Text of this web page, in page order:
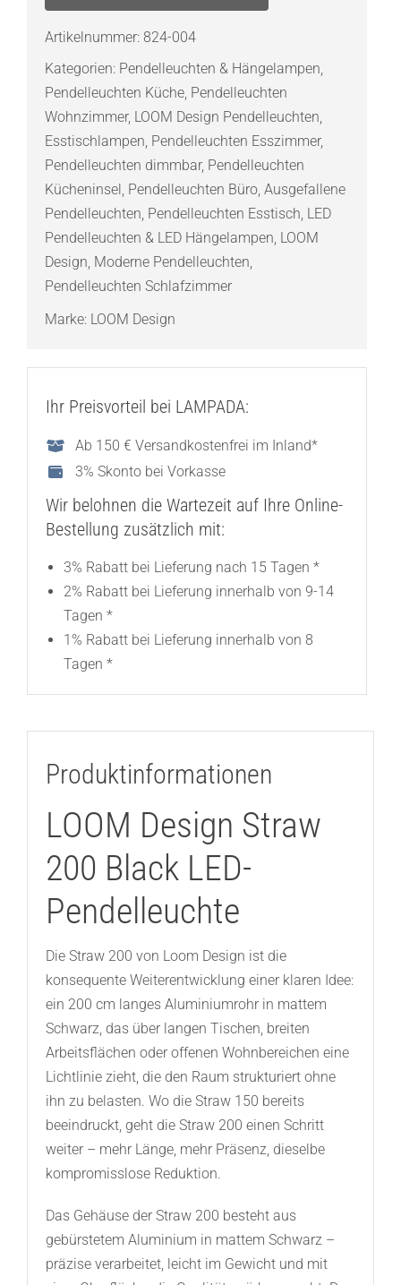
LED-
Pendelleuchte
Menge
Artikelnummer: 824-004
Kategorien: Pendelleuchten & Hängelampen,
Pendelleuchten Küche, Pendelleuchten
Wohnzimmer, LOOM Design Pendelleuchten,
Esstischlampen, Pendelleuchten Esszimmer,
Pendelleuchten dimmbar, Pendelleuchten
Kücheninsel, Pendelleuchten Büro, Ausgefallene
Pendelleuchten, Pendelleuchten Esstisch, LED
Pendelleuchten & LED Hängelampen, LOOM
Design, Moderne Pendelleuchten,
Pendelleuchten Schlafzimmer
Marke: LOOM Design
Ihr Preisvorteil bei LAMPADA:
Ab 150 € Versandkostenfrei im Inland*
3% Skonto bei Vorkasse
Wir belohnen die Wartezeit auf Ihre Online-
Bestellung zusätzlich mit:
3% Rabatt bei Lieferung nach 15 Tagen *
2% Rabatt bei Lieferung innerhalb von 9-14
Tagen *
1% Rabatt bei Lieferung innerhalb von 8
Tagen *
Produktinformationen
LOOM Design Straw
200 Black LED-
Pendelleuchte
Die Straw 200 von Loom Design ist die
konsequente Weiterentwicklung einer klaren Idee:
ein 200 cm langes Aluminiumrohr in mattem
Schwarz, das über langen Tischen, breiten
Arbeitsflächen oder offenen Wohnbereichen eine
Lichtlinie zieht, die den Raum strukturiert ohne
ihn zu belasten. Wo die Straw 150 bereits
beeindruckt, geht die Straw 200 einen Schritt
weiter – mehr Länge, mehr Präsenz, dieselbe
kompromisslose Reduktion.
Das Gehäuse der Straw 200 besteht aus
gebürstetem Aluminium in mattem Schwarz –
präzise verarbeitet, leicht im Gewicht und mit